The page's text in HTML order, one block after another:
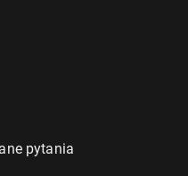
pytania